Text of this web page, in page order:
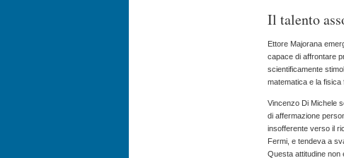
Il talento
Ettore Majorana
capace di affrontare
scientificamente
matematica e la fisica
Vincenzo Di Michele
di affermazione
insofferente verso il
Fermi, e tendeva a
Questa attitudine non